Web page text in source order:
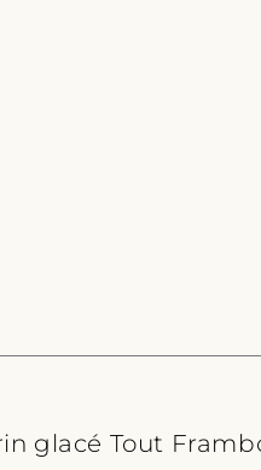
glacé Tout